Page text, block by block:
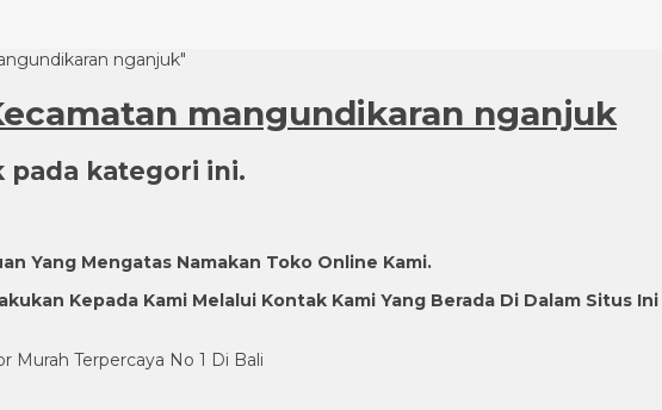
nganjuk"
mangundikaran nganjuk
pada kategori ini.
Yang Mengatas Namakan Toko Online Kami.
Kepada Kami Melalui Kontak Kami Yang Berada Di Dalam Situs Ini
Murah Terpercaya No 1 Di Bali